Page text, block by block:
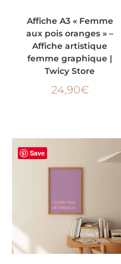
Affiche A3 « Femme
aux pois oranges » –
Affiche artistique
femme graphique |
Twicy Store
24,90€
Save